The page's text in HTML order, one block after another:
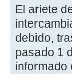
El ariete
debido,
pasado 1
informado